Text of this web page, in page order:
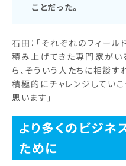
ことだった。
石田：「それぞれのフィー
積み上げてきた専門家がい
ら、そういう人たちに相談す
積極的にチャレンジしてい
思います」
より多くのビジネ
ために